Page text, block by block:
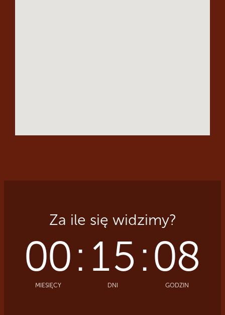
Za ile się widzimy?
00
MIESIĘCY
: 15
DNI
:08
GODZIN